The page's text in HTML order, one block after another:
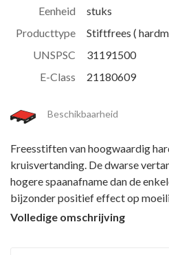
Eenheid
stuks
Producttype
Stiftfrees (
UNSPSC
31191500
E-Class
21180609
Beschikbaarheid
Freesstiften van hoogwaardig
kruisvertanding. De dwarse
hogere spaanafname dan de
bijzonder positief effect op
Toepassingen: Voor
Volledige omschrijving